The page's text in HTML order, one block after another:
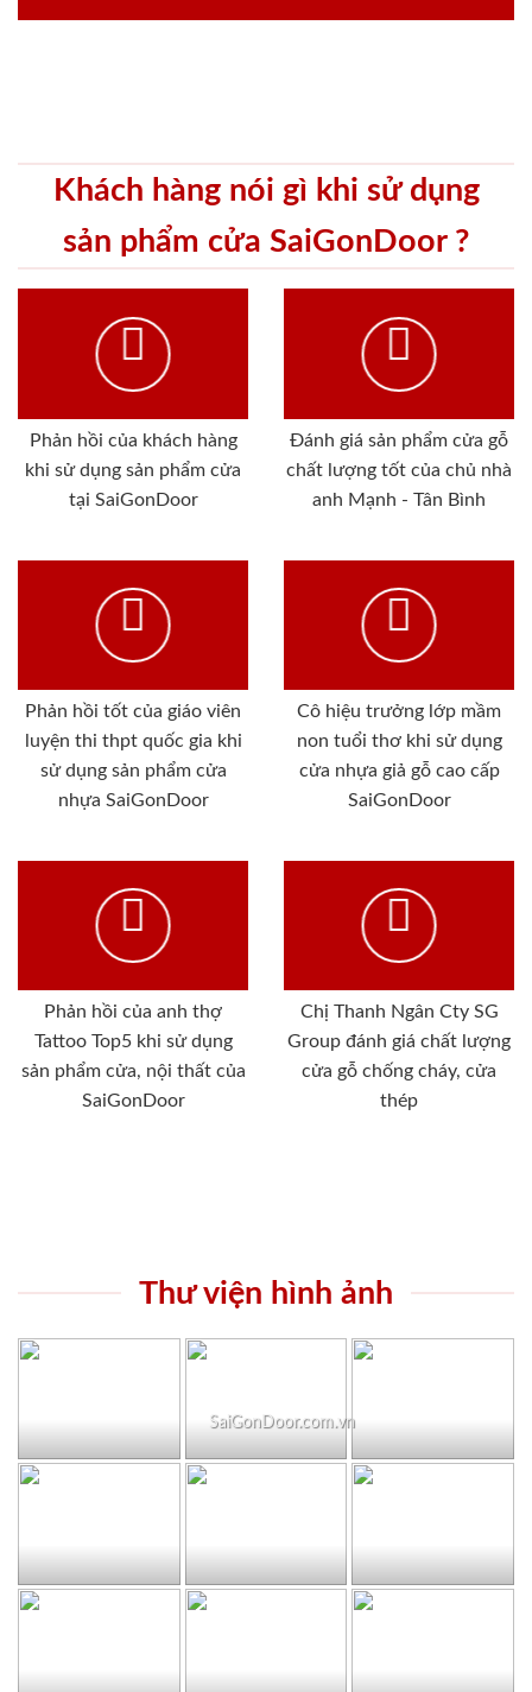
Khách hàng nói gì khi sử dụng
sản phẩm cửa SaiGonDoor ?
Phản hồi của khách hàng
khi sử dụng sản phẩm cửa
tại SaiGonDoor
Đánh giá sản phẩm cửa gỗ
chất lượng tốt của chủ nhà
anh Mạnh - Tân Bình
Phản hồi tốt của giáo viên
luyện thi thpt quốc gia khi
sử dụng sản phẩm cửa
nhựa SaiGonDoor
Cô hiệu trưởng lớp mầm
non tuổi thơ khi sử dụng
cửa nhựa giả gỗ cao cấp
SaiGonDoor
Phản hồi của anh thợ
Tattoo Top5 khi sử dụng
sản phẩm cửa, nội thất của
SaiGonDoor
Chị Thanh Ngân Cty SG
Group đánh giá chất lượng
cửa gỗ chống cháy, cửa
thép
Thư viện hình ảnh
SaiGonDoor.com.vn